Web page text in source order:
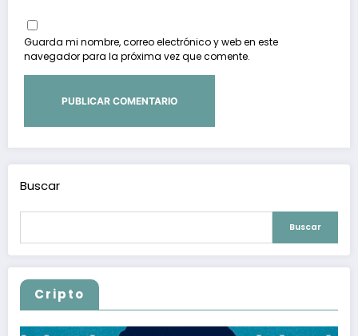
Guarda mi nombre, correo electrónico y web en este
navegador para la próxima vez que comente.
Buscar
Buscar
Cripto